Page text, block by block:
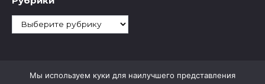
Рубрики
Мы используем куки для наилучшего представления